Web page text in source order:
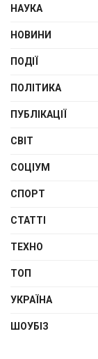
НАУКА
НОВИНИ
ПОДІЇ
ПОЛІТИКА
ПУБЛІКАЦІЇ
СВІТ
СОЦІУМ
СПОРТ
СТАТТІ
ТЕХНО
ТОП
УКРАЇНА
ШОУБІЗ